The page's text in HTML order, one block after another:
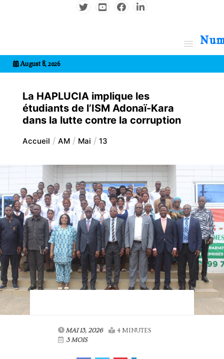
August 8, 2026
La HAPLUCIA implique les
étudiants de l’ISM Adonaï-Kara
dans la lutte contre la corruption
Accueil AM Mai 13
MAI 13, 2026
4 MINUTES
3 MOIS